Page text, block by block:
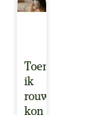
Toen
ik
rouwde
kon